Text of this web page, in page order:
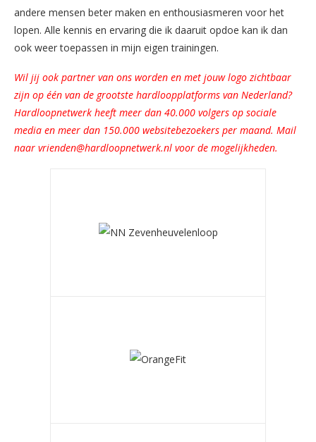
andere mensen beter maken en enthousiasmeren voor het
lopen. Alle kennis en ervaring die ik daaruit opdoe kan ik dan
ook weer toepassen in mijn eigen trainingen.
Wil jij ook partner van ons worden en met jouw logo zichtbaar
zijn op één van de grootste hardloopplatforms van Nederland?
Hardloopnetwerk heeft meer dan 40.000 volgers op sociale
media en meer dan 150.000 websitebezoekers per maand. Mail
naar vrienden@hardloopnetwerk.nl voor de mogelijkheden.